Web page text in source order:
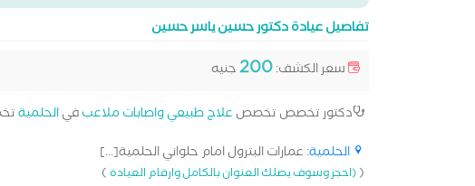
تفاصيل عيادة دكتور حسين ياسر حسين
سعر الكشف:200جنيه
دكتور تخصص تخصص علاج طبيعي واصابات ملاعبفيالحلمية
الحلمية: عمارات البترول امام حلواني الحلمية[...]
((احجز وسوف يصلك العنوان بالكامل وارقام العيادة)